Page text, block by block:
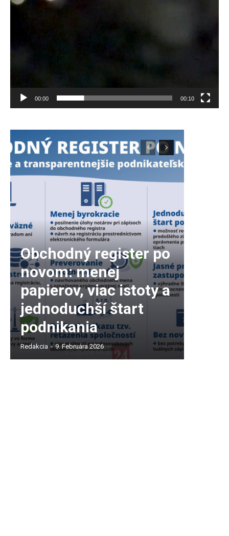
00:00 00:10
Obchodný register po
novom: menej
papierov, viac istoty a
jednoduchší štart
podnikania
Redakcia - 9. Februára 2026